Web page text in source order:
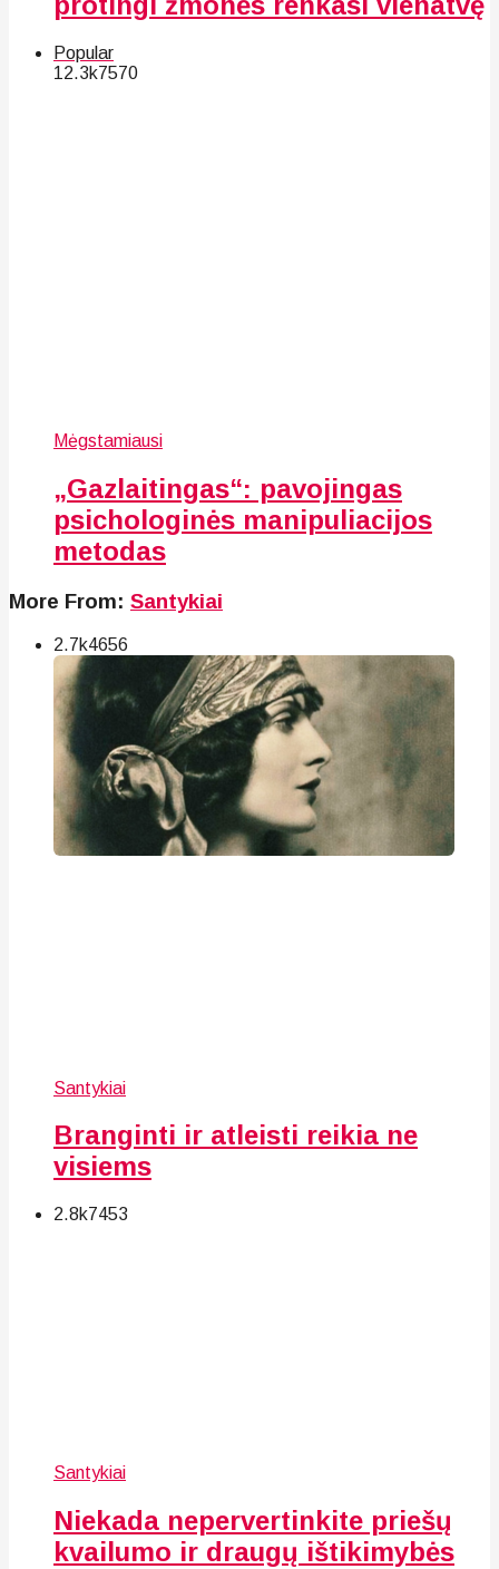
Popular
12.3k7570
Mėgstamiausi
„Gazlaitingas“: pavojingas
psichologinės manipuliacijos
metodas
More From: Santykiai
2.7k4656
Santykiai
Branginti ir atleisti reikia ne
visiems
2.8k7453
Santykiai
Niekada nepervertinkite priešų
kvailumo ir draugų ištikimybės